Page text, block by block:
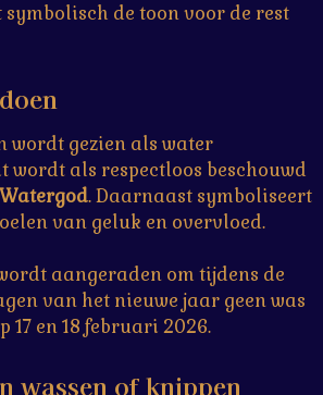
symbolisch de toon voor de rest
wordt gezien als water
wordt als respectloos beschouwd
Watergod. Daarnaast symboliseert
van geluk en overvloed.
aangeraden om tijdens de
van het nieuwe jaar geen was
17 en 18 februari 2026.
wassen of knippen